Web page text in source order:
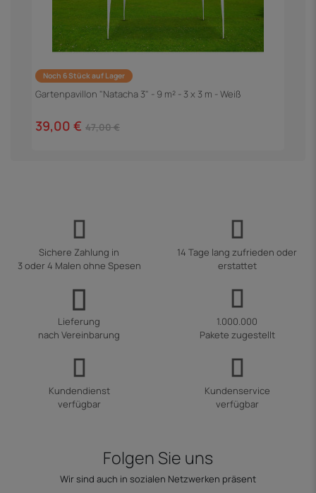
Noch 6 Stück auf Lager
Gartenpavillon "Natacha 3" - 9 m² - 3 x 3 m - Weiß
39,00 € 47,00 €
Sichere Zahlung in
3 oder 4 Malen ohne Spesen
14 Tage lang zufrieden oder
erstattet
Lieferung
nach Vereinbarung
1.000.000
Pakete zugestellt
Kundendienst
verfügbar
Kundenservice
verfügbar
Folgen Sie uns
Wir sind auch in sozialen Netzwerken präsent